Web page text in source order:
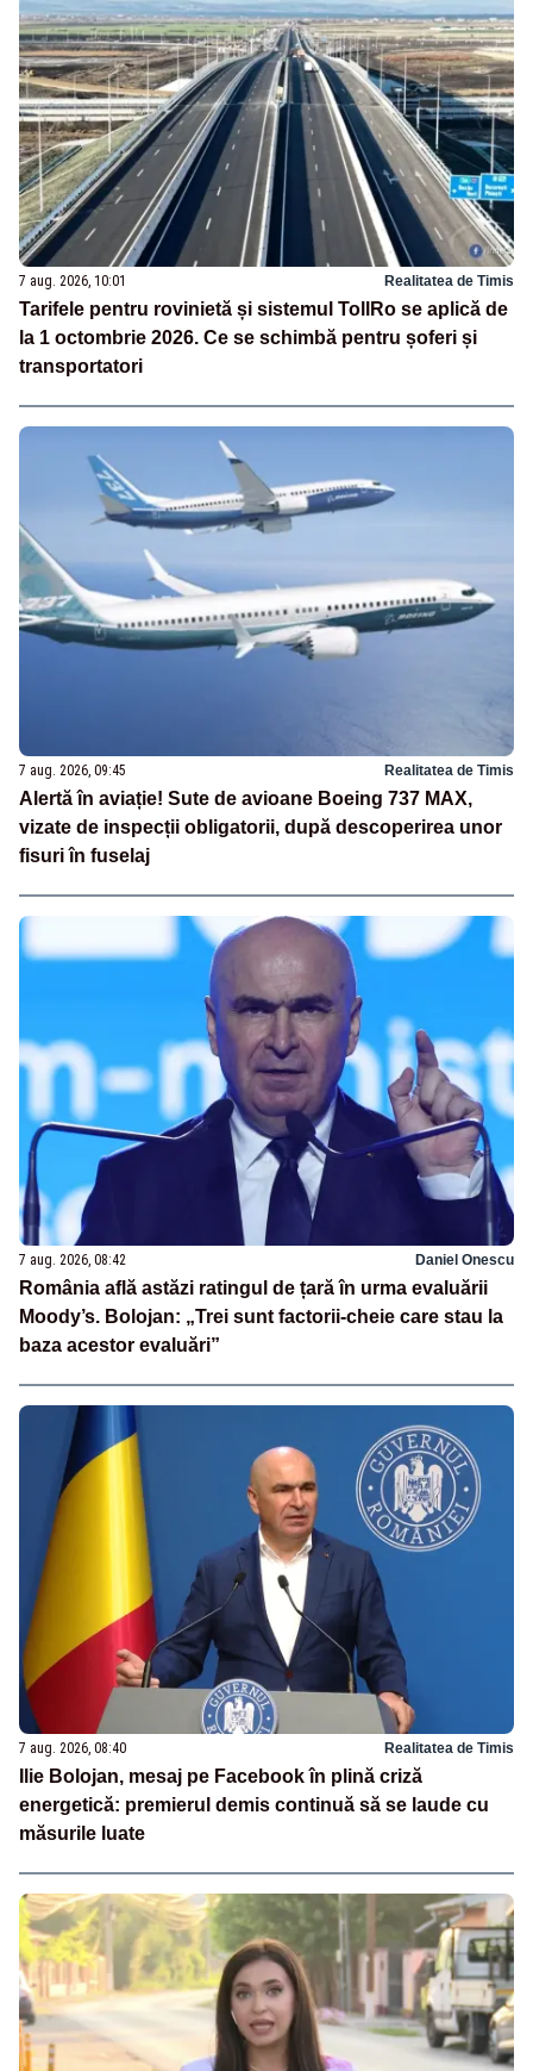
7 aug. 2026, 10:01 Realitatea de Timis
Tarifele pentru rovinietă și sistemul TollRo se aplică de
la 1 octombrie 2026. Ce se schimbă pentru șoferi și
transportatori
7 aug. 2026, 09:45 Realitatea de Timis
Alertă în aviație! Sute de avioane Boeing 737 MAX,
vizate de inspecții obligatorii, după descoperirea unor
fisuri în fuselaj
7 aug. 2026, 08:42 Daniel Onescu
România află astăzi ratingul de țară în urma evaluării
Moody’s. Bolojan: „Trei sunt factorii-cheie care stau la
baza acestor evaluări”
7 aug. 2026, 08:40 Realitatea de Timis
Ilie Bolojan, mesaj pe Facebook în plină criză
energetică: premierul demis continuă să se laude cu
măsurile luate